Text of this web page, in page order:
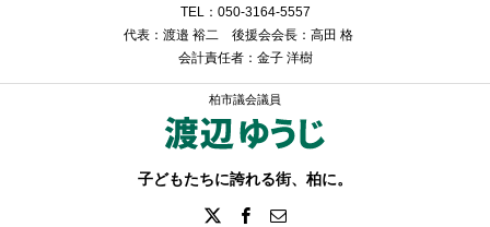
TEL：050-3164-5557
代表：渡邉 裕二 後援会会長：高田 格
会計責任者：金子 洋樹
柏市議会議員
子どもたちに誇れる街、柏に。